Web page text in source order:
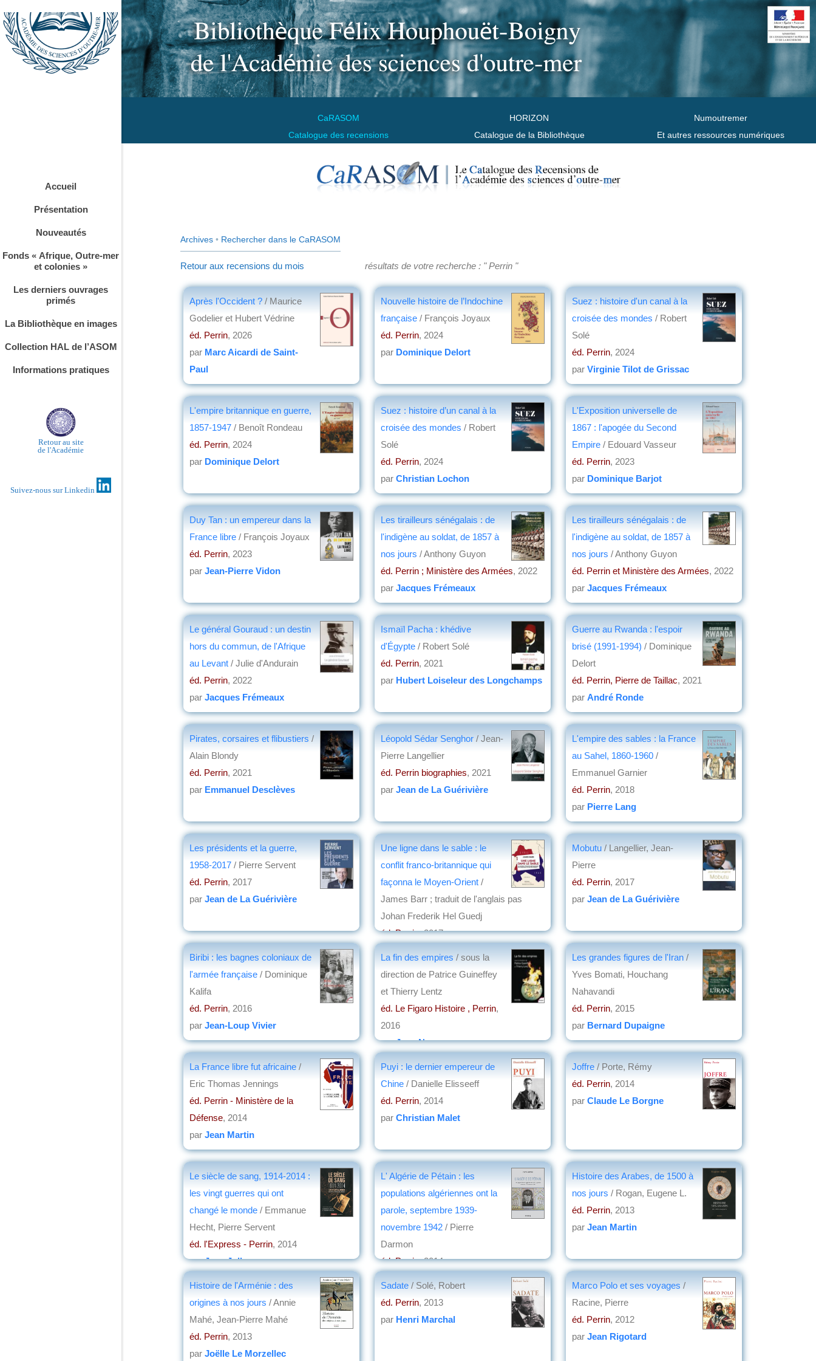
CaRASOM
Catalogue des recensions
HORIZON
Catalogue de la Bibliothèque
Numoutremer
Et autres ressources numériques
Accueil
Présentation
Nouveautés
Fonds « Afrique, Outre-mer
et colonies »
Les derniers ouvrages
primés
La Bibliothèque en images
Collection HAL de l’ASOM
Informations pratiques
Retour au site
de l'Académie
Suivez-nous sur Linkedin
Archives • Rechercher dans le CaRASOM
Retour aux recensions du mois résultats de votre recherche : " Perrin "
Après l'Occident ? / Maurice
Godelier et Hubert Védrine
éd. Perrin, 2026
par Marc Aicardi de Saint-
Paul
Nouvelle histoire de l’Indochine
française / François Joyaux
éd. Perrin, 2024
par Dominique Delort
Suez : histoire d'un canal à la
croisée des mondes / Robert
Solé
éd. Perrin, 2024
par Virginie Tilot de Grissac
L'empire britannique en guerre,
1857-1947 / Benoît Rondeau
éd. Perrin, 2024
par Dominique Delort
Suez : histoire d’un canal à la
croisée des mondes / Robert
Solé
éd. Perrin, 2024
par Christian Lochon
L'Exposition universelle de
1867 : l'apogée du Second
Empire / Edouard Vasseur
éd. Perrin, 2023
par Dominique Barjot
Duy Tan : un empereur dans la
France libre / François Joyaux
éd. Perrin, 2023
par Jean-Pierre Vidon
Les tirailleurs sénégalais : de
l'indigène au soldat, de 1857 à
nos jours / Anthony Guyon
éd. Perrin ; Ministère des Armées, 2022
par Jacques Frémeaux
Les tirailleurs sénégalais : de
l'indigène au soldat, de 1857 à
nos jours / Anthony Guyon
éd. Perrin et Ministère des Armées, 2022
par Jacques Frémeaux
Le général Gouraud : un destin
hors du commun, de l'Afrique
au Levant / Julie d'Andurain
éd. Perrin, 2022
par Jacques Frémeaux
Ismaïl Pacha : khédive
d'Égypte / Robert Solé
éd. Perrin, 2021
par Hubert Loiseleur des Longchamps
Guerre au Rwanda : l'espoir
brisé (1991-1994) / Dominique
Delort
éd. Perrin, Pierre de Taillac, 2021
par André Ronde
Pirates, corsaires et flibustiers /
Alain Blondy
éd. Perrin, 2021
par Emmanuel Desclèves
Léopold Sédar Senghor / Jean-
Pierre Langellier
éd. Perrin biographies, 2021
par Jean de La Guérivière
L'empire des sables : la France
au Sahel, 1860-1960 /
Emmanuel Garnier
éd. Perrin, 2018
par Pierre Lang
Les présidents et la guerre,
1958-2017 / Pierre Servent
éd. Perrin, 2017
par Jean de La Guérivière
Une ligne dans le sable : le
conflit franco-britannique qui
façonna le Moyen-Orient /
James Barr ; traduit de l'anglais pas
Johan Frederik Hel Guedj
éd. Perrin, 2017
Mobutu / Langellier, Jean-
Pierre
éd. Perrin, 2017
par Jean de La Guérivière
Biribi : les bagnes coloniaux de
l'armée française / Dominique
Kalifa
éd. Perrin, 2016
par Jean-Loup Vivier
La fin des empires / sous la
direction de Patrice Guineffey
et Thierry Lentz
éd. Le Figaro Histoire , Perrin,
2016
parJean Nemo
Les grandes figures de l'Iran /
Yves Bomati, Houchang
Nahavandi
éd. Perrin, 2015
par Bernard Dupaigne
La France libre fut africaine /
Eric Thomas Jennings
éd. Perrin - Ministère de la
Défense, 2014
par Jean Martin
Puyi : le dernier empereur de
Chine / Danielle Elisseeff
éd. Perrin, 2014
par Christian Malet
Joffre / Porte, Rémy
éd. Perrin, 2014
par Claude Le Borgne
Le siècle de sang, 1914-2014 :
les vingt guerres qui ont
changé le monde / Emmanue
Hecht, Pierre Servent
éd. l'Express - Perrin, 2014
parJean Jolly
L' Algérie de Pétain : les
populations algériennes ont la
parole, septembre 1939-
novembre 1942 / Pierre
Darmon
éd. Perrin, 2014
Histoire des Arabes, de 1500 à
nos jours / Rogan, Eugene L.
éd. Perrin, 2013
par Jean Martin
Histoire de l'Arménie : des
origines à nos jours / Annie
Mahé, Jean-Pierre Mahé
éd. Perrin, 2013
par Joëlle Le Morzellec
Sadate / Solé, Robert
éd. Perrin, 2013
par Henri Marchal
Marco Polo et ses voyages /
Racine, Pierre
éd. Perrin, 2012
par Jean Rigotard